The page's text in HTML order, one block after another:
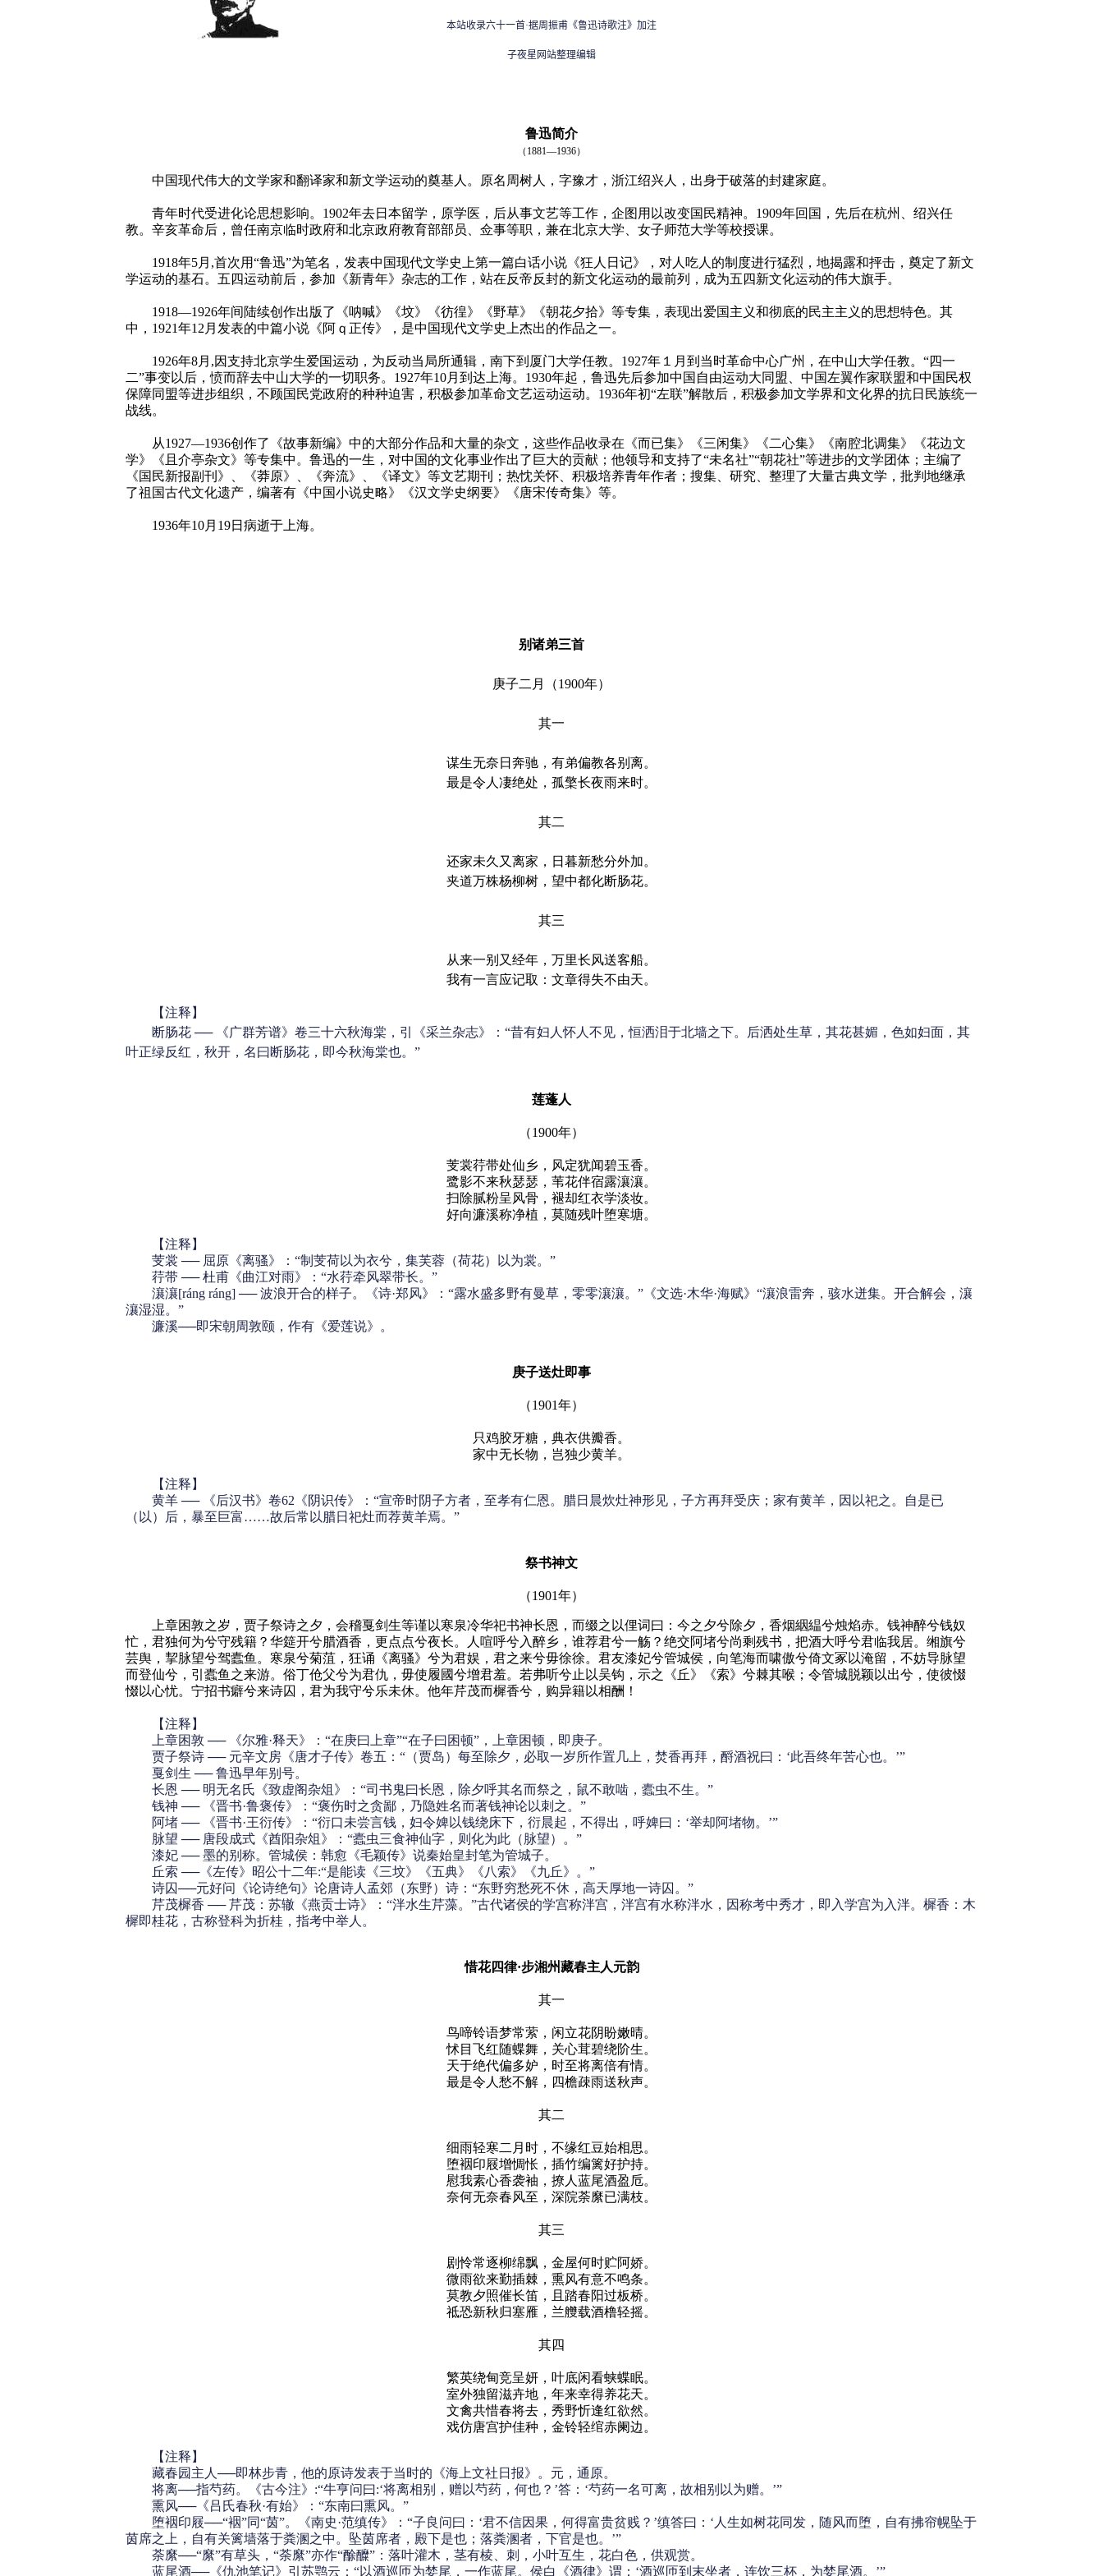
本站收录六十一首·据周振甫《鲁迅诗歌注》加注
子夜星网站整理编辑
鲁迅简介
（1881—1936）
中国现代伟大的文学家和翻译家和新文学运动的奠基人。原名周树人，字豫才，浙江绍兴人，出身于破落的封建家庭。
青年时代受进化论思想影响。1902年去日本留学，原学医，后从事文艺等工作，企图用以改变国民精神。1909年回国，先后在杭州、绍兴任
教。辛亥革命后，曾任南京临时政府和北京政府教育部部员、佥事等职，兼在北京大学、女子师范大学等校授课。
1918年5月,首次用“鲁迅”为笔名，发表中国现代文学史上第一篇白话小说《狂人日记》，对人吃人的制度进行猛烈，地揭露和抨击，奠定了新文
学运动的基石。五四运动前后，参加《新青年》杂志的工作，站在反帝反封的新文化运动的最前列，成为五四新文化运动的伟大旗手。
1918—1926年间陆续创作出版了《呐喊》《坟》《彷徨》《野草》《朝花夕拾》等专集，表现出爱国主义和彻底的民主主义的思想特色。其
中，1921年12月发表的中篇小说《阿ｑ正传》，是中国现代文学史上杰出的作品之一。
1926年8月,因支持北京学生爱国运动，为反动当局所通辑，南下到厦门大学任教。1927年１月到当时革命中心广州，在中山大学任教。“四一
二”事变以后，愤而辞去中山大学的一切职务。1927年10月到达上海。1930年起，鲁迅先后参加中国自由运动大同盟、中国左翼作家联盟和中国民权
保障同盟等进步组织，不顾国民党政府的种种迫害，积极参加革命文艺运动运动。1936年初“左联”解散后，积极参加文学界和文化界的抗日民族统一
战线。
从1927—1936创作了《故事新编》中的大部分作品和大量的杂文，这些作品收录在《而已集》《三闲集》《二心集》《南腔北调集》《花边文
学》《且介亭杂文》等专集中。鲁迅的一生，对中国的文化事业作出了巨大的贡献；他领导和支持了“未名社”“朝花社”等进步的文学团体；主编了
《国民新报副刊》、《莽原》、《奔流》、《译文》等文艺期刊；热忱关怀、积极培养青年作者；搜集、研究、整理了大量古典文学，批判地继承
了祖国古代文化遗产，编著有《中国小说史略》《汉文学史纲要》《唐宋传奇集》等。
1936年10月19日病逝于上海。
别诸弟三首
庚子二月（1900年）
其一
谋生无奈日奔驰，有弟偏教各别离。
最是令人凄绝处，孤檠长夜雨来时。
其二
还家未久又离家，日暮新愁分外加。
夹道万株杨柳树，望中都化断肠花。
其三
从来一别又经年，万里长风送客船。
我有一言应记取：文章得失不由天。
【注释】
断肠花 ── 《广群芳谱》卷三十六秋海棠，引《采兰杂志》：“昔有妇人怀人不见，恒洒泪于北墙之下。后洒处生草，其花甚媚，色如妇面，其
叶正绿反红，秋开，名曰断肠花，即今秋海棠也。”
莲蓬人
（1900年）
芰裳荇带处仙乡，风定犹闻碧玉香。
鹭影不来秋瑟瑟，苇花伴宿露瀼瀼。
扫除腻粉呈风骨，褪却红衣学淡妆。
好向濂溪称净植，莫随残叶堕寒塘。
【注释】
芰裳 ── 屈原《离骚》：“制芰荷以为衣兮，集芙蓉（荷花）以为裳。”
荇带 ── 杜甫《曲江对雨》：“水荇牵风翠带长。”
瀼瀼[ráng ráng] ── 波浪开合的样子。《诗·郑风》：“露水盛多野有曼草，零零瀼瀼。”《文选·木华·海赋》“瀼浪雷奔，骇水迸集。开合解会，瀼
瀼湿湿。”
濂溪──即宋朝周敦颐，作有《爱莲说》。
庚子送灶即事
（1901年）
只鸡胶牙糖，典衣供瓣香。
家中无长物，岂独少黄羊。
【注释】
黄羊 ── 《后汉书》卷62《阴识传》：“宣帝时阴子方者，至孝有仁恩。腊日晨炊灶神形见，子方再拜受庆；家有黄羊，因以祀之。自是已
（以）后，暴至巨富……故后常以腊日祀灶而荐黄羊焉。”
祭书神文
（1901年）
上章困敦之岁，贾子祭诗之夕，会稽戛剑生等谨以寒泉冷华祀书神长恩，而缀之以俚词曰：今之夕兮除夕，香烟絪緼兮烛焰赤。钱神醉兮钱奴
忙，君独何为兮守残籍？华筵开兮腊酒香，更点点兮夜长。人喧呼兮入醉乡，谁荐君兮一觞？绝交阿堵兮尚剩残书，把酒大呼兮君临我居。缃旗兮
芸舆，挈脉望兮驾蠹鱼。寒泉兮菊菹，狂诵《离骚》兮为君娱，君之来兮毋徐徐。君友漆妃兮管城侯，向笔海而啸傲兮倚文冢以淹留，不妨导脉望
而登仙兮，引蠹鱼之来游。俗丁伧父兮为君仇，毋使履國兮增君羞。若弗听兮止以吴钩，示之《丘》《索》兮棘其喉；令管城脱颖以出兮，使彼惙
惙以心忧。宁招书癖兮来诗囚，君为我守兮乐未休。他年芹茂而樨香兮，购异籍以相酬！
【注释】
上章困敦 ── 《尔雅·释天》：“在庚曰上章”“在子曰困顿”，上章困顿，即庚子。
贾子祭诗 ── 元辛文房《唐才子传》卷五：“（贾岛）每至除夕，必取一岁所作置几上，焚香再拜，酹酒祝曰：‘此吾终年苦心也。’”
戛剑生 ── 鲁迅早年别号。
长恩 ── 明无名氏《致虚阁杂俎》：“司书鬼曰长恩，除夕呼其名而祭之，鼠不敢啮，蠹虫不生。”
钱神 ── 《晋书·鲁褒传》：“褒伤时之贪鄙，乃隐姓名而著钱神论以刺之。”
阿堵 ── 《晋书·王衍传》：“衍口未尝言钱，妇令婢以钱绕床下，衍晨起，不得出，呼婢曰：‘举却阿堵物。’”
脉望 ── 唐段成式《酋阳杂俎》：“蠹虫三食神仙字，则化为此（脉望）。”
漆妃 ── 墨的别称。管城侯：韩愈《毛颖传》说秦始皇封笔为管城子。
丘索 ──《左传》昭公十二年:“是能读《三坟》《五典》《八索》《九丘》。”
诗囚──元好问《论诗绝句》论唐诗人孟郊（东野）诗：“东野穷愁死不休，高天厚地一诗囚。”
芹茂樨香 ── 芹茂：苏辙《燕贡士诗》：“泮水生芹藻。”古代诸侯的学宫称泮宫，泮宫有水称泮水，因称考中秀才，即入学宫为入泮。樨香：木
樨即桂花，古称登科为折桂，指考中举人。
惜花四律·步湘州藏春主人元韵
其一
鸟啼铃语梦常萦，闲立花阴盼嫩晴。
怵目飞红随蝶舞，关心茸碧绕阶生。
天于绝代偏多妒，时至将离倍有情。
最是令人愁不解，四檐疎雨送秋声。
其二
细雨轻寒二月时，不缘红豆始相思。
堕裀印屐增惆怅，插竹编篱好护持。
慰我素心香袭袖，撩人蓝尾酒盈卮。
奈何无奈春风至，深院荼縻已满枝。
其三
剧怜常逐柳绵飘，金屋何时贮阿娇。
微雨欲来勤插棘，熏风有意不鸣条。
莫教夕照催长笛，且踏春阳过板桥。
祗恐新秋归塞雁，兰艭载酒橹轻摇。
其四
繁英绕甸竞呈妍，叶底闲看蛱蝶眠。
室外独留滋卉地，年来幸得养花天。
文禽共惜春将去，秀野忻逢红欲然。
戏仿唐宫护佳种，金铃轻绾赤阑边。
【注释】
藏春园主人──即林步青，他的原诗发表于当时的《海上文社日报》。元，通原。
将离──指芍药。《古今注》:“牛亨问曰:‘将离相别，赠以芍药，何也？’答：‘芍药一名可离，故相别以为赠。’”
熏风──《吕氏春秋·有始》：“东南曰熏风。”
堕裀印屐──“裀”同“茵”。《南史·范缜传》：“子良问曰：‘君不信因果，何得富贵贫贱？’缜答曰：‘人生如树花同发，随风而堕，自有拂帘幌坠于
茵席之上，自有关篱墙落于粪溷之中。坠茵席者，殿下是也；落粪溷者，下官是也。’”
荼縻──“縻”有草头，“荼縻”亦作“酴醾”：落叶灌木，茎有棱、刺，小叶互生，花白色，供观赏。
蓝尾酒──《仇池笔记》引苏鹗云：“以酒巡匝为婪尾，一作蓝尾。侯白《酒律》谓：‘酒巡匝到末坐者，连饮三杯，为婪尾酒。’”